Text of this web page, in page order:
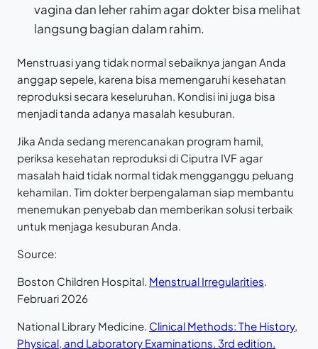
vagina dan leher rahim agar dokter bisa melihat
langsung bagian dalam rahim.
Menstruasi yang tidak normal sebaiknya jangan Anda
anggap sepele, karena bisa memengaruhi kesehatan
reproduksi secara keseluruhan. Kondisi ini juga bisa
menjadi tanda adanya masalah kesuburan.
Jika Anda sedang merencanakan program hamil,
periksa kesehatan reproduksi di Ciputra IVF agar
masalah haid tidak normal tidak mengganggu peluang
kehamilan. Tim dokter berpengalaman siap membantu
menemukan penyebab dan memberikan solusi terbaik
untuk menjaga kesuburan Anda.
Source:
Boston Children Hospital. Menstrual Irregularities.
Februari 2026
National Library Medicine. Clinical Methods: The History,
Physical, and Laboratory Examinations. 3rd edition.